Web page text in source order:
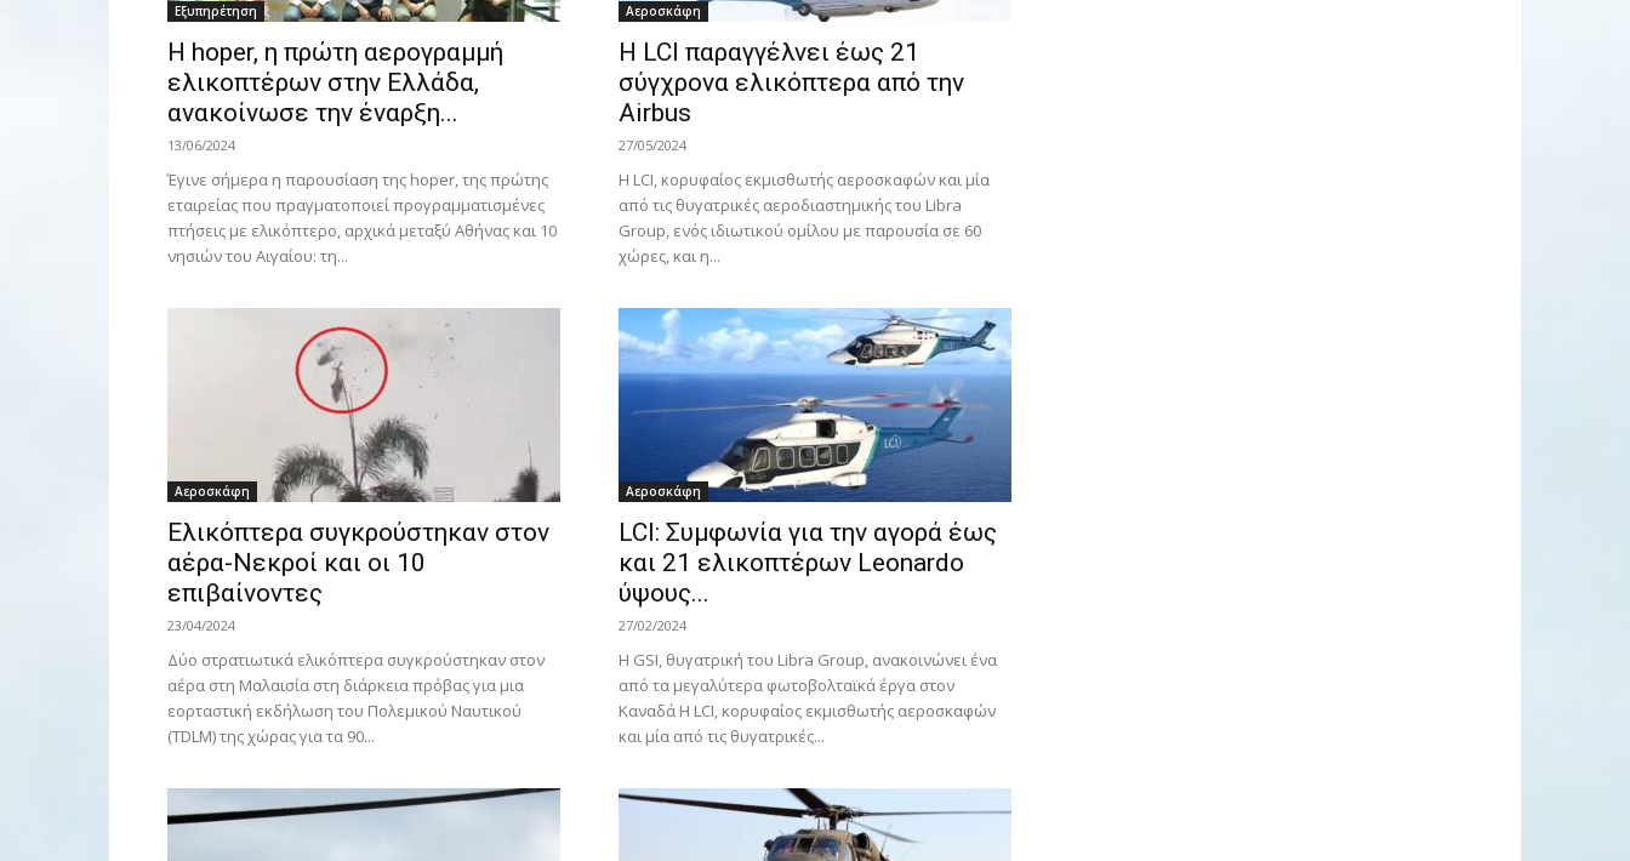
Εξυπηρέτηση
Η hoper, η πρώτη αερογραμμή
ελικοπτέρων στην Ελλάδα,
ανακοίνωσε την έναρξη...
13/06/2024
Έγινε σήμερα η παρουσίαση της hoper, της πρώτης
εταιρείας που πραγματοποιεί προγραμματισμένες
πτήσεις με ελικόπτερο, αρχικά μεταξύ Αθήνας και 10
νησιών του Αιγαίου: τη...
Αεροσκάφη
Η LCI παραγγέλνει έως 21
σύγχρονα ελικόπτερα από την
Airbus
27/05/2024
Η LCI, κορυφαίος εκμισθωτής αεροσκαφών και μία
από τις θυγατρικές αεροδιαστημικής του Libra
Group, ενός ιδιωτικού ομίλου με παρουσία σε 60
χώρες, και η...
Αεροσκάφη
Ελικόπτερα συγκρούστηκαν στον
αέρα-Νεκροί και οι 10
επιβαίνοντες
23/04/2024
Δύο στρατιωτικά ελικόπτερα συγκρούστηκαν στον
αέρα στη Μαλαισία στη διάρκεια πρόβας για μια
εορταστική εκδήλωση του Πολεμικού Ναυτικού
(TDLM) της χώρας για τα 90...
Αεροσκάφη
LCI: Συμφωνία για την αγορά έως
και 21 ελικοπτέρων Leonardo
ύψους...
27/02/2024
H GSI, θυγατρική του Libra Group, ανακοινώνει ένα
από τα μεγαλύτερα φωτοβολταϊκά έργα στον
Καναδά Η LCI, κορυφαίος εκμισθωτής αεροσκαφών
και μία από τις θυγατρικές...